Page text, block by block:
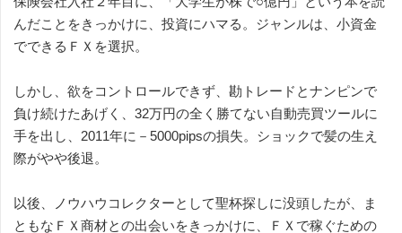
んだことをきっかけに、投資にハマる。ジャンルは、小資金
でできるＦＸを選択。
しかし、欲をコントロールできず、勘トレードとナンピンで
負け続けたあげく、32万円の全く勝てない自動売買ツールに
手を出し、2011年に－5000pipsの損失。ショックで髪の生え
際がやや後退。
以後、ノウハウコレクターとして聖杯探しに没頭したが、ま
ともなＦＸ商材との出会いをきっかけに、ＦＸで稼ぐための